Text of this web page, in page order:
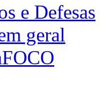
e Defesas
geral